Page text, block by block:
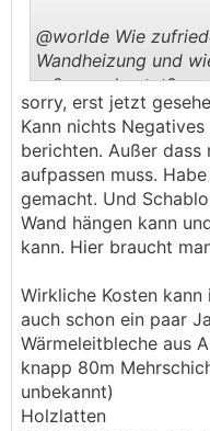
@worlde Wie
Wandheizung und
m2 ca gekostet?
sorry, erst jetzt
Kann nichts
berichten. Außer dass
aufpassen muss.
gemacht. Und
Wand hängen kann
kann. Hier braucht
Wirkliche Kosten
auch schon ein paar
Wärmeleitbleche aus
knapp 80m
unbekannt)
Holzlatten